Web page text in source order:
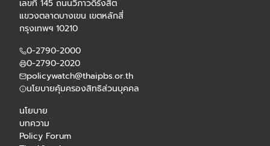
เลขที่ 145 ถนนวิภาวดีรังสิต
แขวงตลาดบางเขน เขตหลักสี่
กรุงเทพฯ 10210
0-2790-2000
0-2790-2020
policywatch@thaipbs.or.th
นโยบายคุ้มครองสิทธิส่วนบุคคล
นโยบาย
บทความ
Policy Forum